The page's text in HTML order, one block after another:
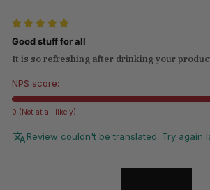
Good stuff for all
It is so refreshing after drinking your
NPS score:
0 (Not at all likely)
Review couldn't be translated. Try again